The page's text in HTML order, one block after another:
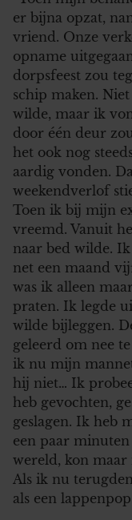
er bijna opzat,
vriend. Onze
opname
dorpsfeest zou
schip maken.
wilde, maar ik
door één deur
het ook nog
aardig vonden.
weekendverlof
Toen ik bij mijn
vreemd. Vanuit
naar bed wilde.
net een maand
was ik alleen
praten. Ik legde
wilde bijleggen.
geleerd om nee
ik nu mijn
hij niet… Ik
heb gevochten,
geslagen. Ik heb
een paar
wereld, kon maar
Als ik nu
als een